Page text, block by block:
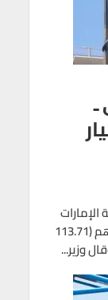
113 مليار
الإمارات
والمملكة العربية السعودية 417.6 مليار درهم (113.71
وزير...